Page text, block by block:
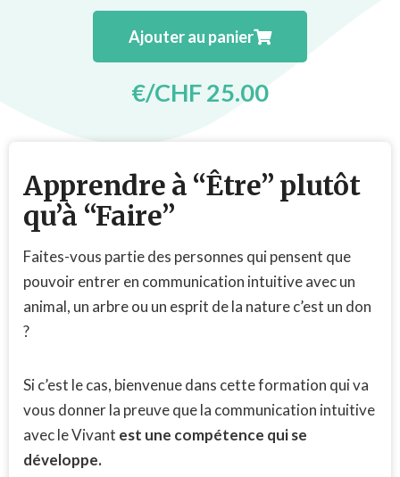
Ajouter au panier
€/CHF 25.00
Apprendre à “Être” plutôt
qu’à “Faire”
Faites-vous partie des personnes qui pensent que
pouvoir entrer en communication intuitive avec un
animal, un arbre ou un esprit de la nature c’est un don
?
Si c’est le cas, bienvenue dans cette formation qui va
vous donner la preuve que la communication intuitive
avec le Vivant est une compétence qui se
développe.